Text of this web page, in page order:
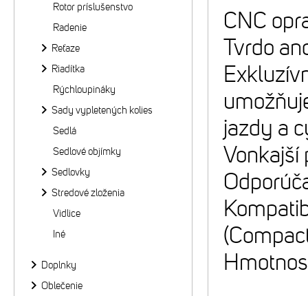
CNC
Tvrdo
jazdy a
Vonkajší
Rotor príslušenstvo
Radenie
Reťaze
Riadítka
Rýchloupináky
Sady vypletených kolies
Sedlá
Sedlové objímky
Sedlovky
Stredové zloženia
Vidlice
Iné
Doplnky
Oblečenie